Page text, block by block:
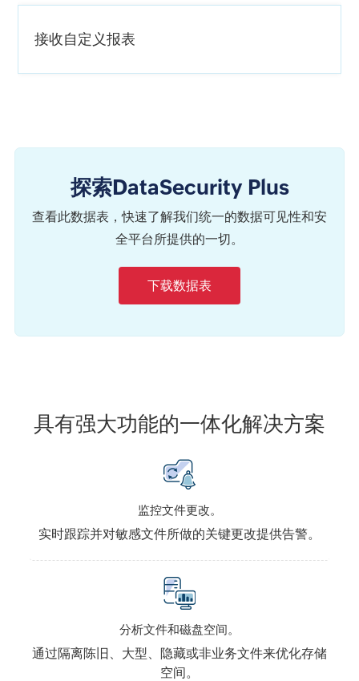
接收自定义报表
探索DataSecurity Plus
查看此数据表，快速了解我们统一的数据可见性和安
全平台所提供的一切。
下载数据表
具有强大功能的一体化解决方案
监控文件更改。
实时跟踪并对敏感文件所做的关键更改提供告警。
分析文件和磁盘空间。
通过隔离陈旧、大型、隐藏或非业务文件来优化存储
空间。